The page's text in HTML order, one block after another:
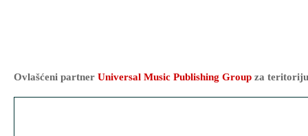
Ovlašćeni partner Universal Music Publishing Group za